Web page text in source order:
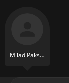
Milad Pakseresht